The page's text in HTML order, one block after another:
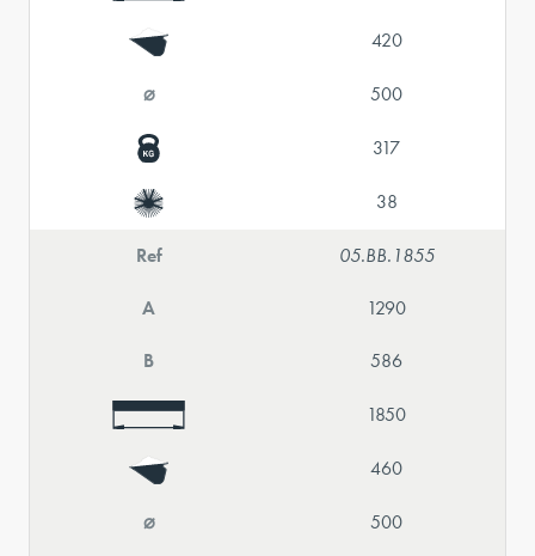
420
⌀ 500
317
38
Ref 05.BB.1855
A 1290
B 586
1850
460
⌀ 500